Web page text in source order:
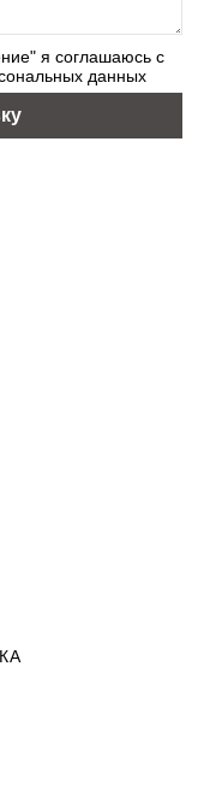
я соглашаюсь с
данных